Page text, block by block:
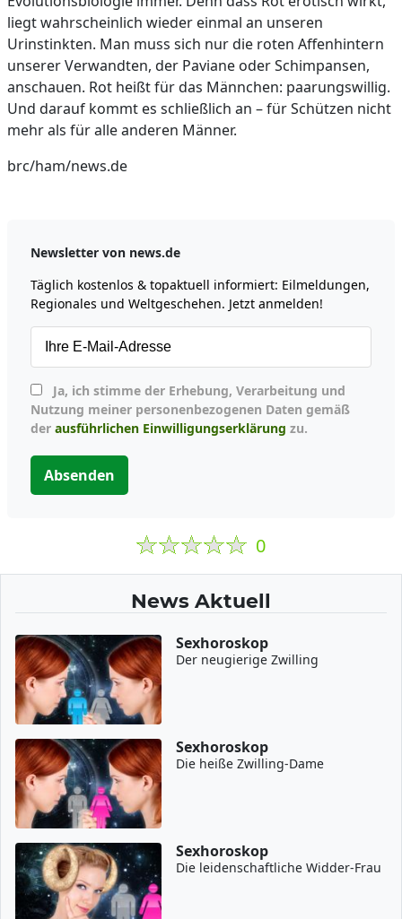
liegt wahrscheinlich wieder einmal an unseren
Urinstinkten. Man muss sich nur die roten Affenhintern
unserer Verwandten, der Paviane oder Schimpansen,
anschauen. Rot heißt für das Männchen: paarungswillig.
Und darauf kommt es schließlich an – für Schützen nicht
mehr als für alle anderen Männer.
brc/ham/news.de
Newsletter von news.de
Täglich kostenlos & topaktuell informiert: Eilmeldungen,
Regionales und Weltgeschehen. Jetzt anmelden!
Nutzung meiner personenbezogenen Daten gemäß
der ausführlichen Einwilligungserklärung zu.
Absenden
0
News Aktuell
Sexhoroskop
Der neugierige Zwilling
Sexhoroskop
Die heiße Zwilling-Dame
Sexhoroskop
Die leidenschaftliche Widder-Frau